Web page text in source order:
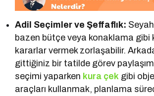
Adil Seçimler ve Şeffaflık:
bazen bütçe veya konaklama gibi
kararlar vermek zorlaşabilir.
gittiğiniz bir tatilde görev
seçimi yaparken kura çek gibi
araçları kullanmak, planlama